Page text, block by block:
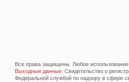
Все права защищены. Любое использование
Выходные данные: Свидетельство о
Федеральной службой по надзору в сфере